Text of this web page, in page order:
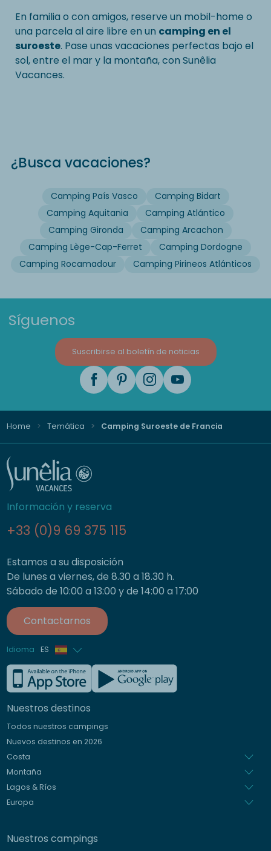
En familia o con amigos, reserve un mobil-home o
una parcela al aire libre en un camping en el
suroeste. Pase unas vacaciones perfectas bajo el
sol, entre el mar y la montaña, con Sunêlia
Vacances.
¿Busca vacaciones?
Camping País Vasco
Camping Bidart
Camping Aquitania
Camping Atlántico
Camping Gironda
Camping Arcachon
Camping Lège-Cap-Ferret
Camping Dordogne
Camping Rocamadour
Camping Pirineos Atlánticos
Síguenos
Suscribirse al boletín de noticias
Home Temática Camping Suroeste de Francia
Información y reserva
+33 (0)9 69 375 115
Estamos a su disposición
De lunes a viernes, de 8.30 a 18.30 h.
Sábado de 10:00 a 13:00 y de 14:00 a 17:00
Contactarnos
Idioma ES
Francés
Inglés
Alemán
Nuestros destinos
Todos nuestros campings
Nuevos destinos en 2026
Costa
Montaña
Lagos & Ríos
Europa
Nuestros campings